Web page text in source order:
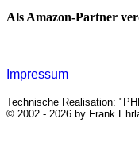
Als Amazon-Partner
Impressum
Technische Realisation:
© 2002 - 2026 by Frank